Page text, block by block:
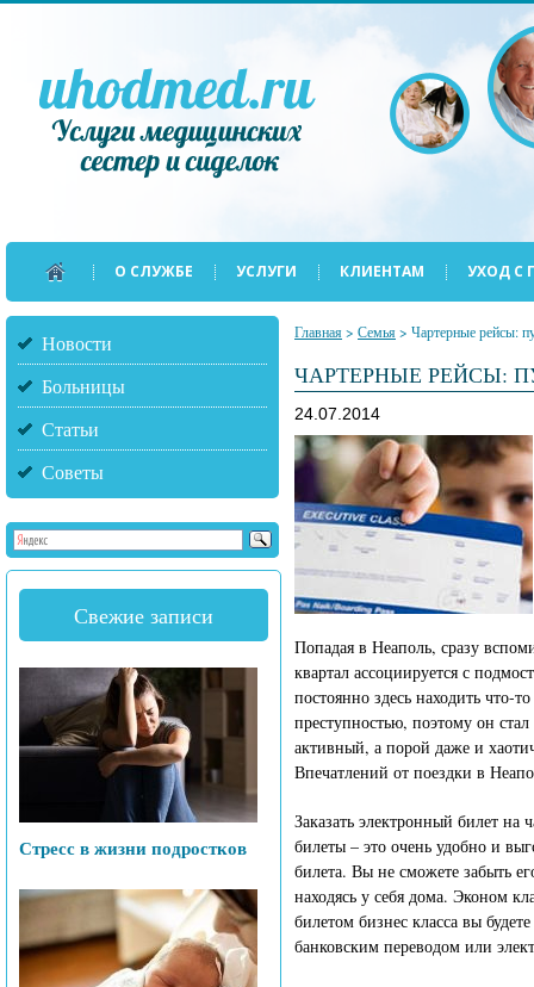
О СЛУЖБЕ УСЛУГИ КЛИЕНТАМ УХОД С
Новости
Больницы
Статьи
Советы
Свежие записи
Стресс в жизни подростков
Главная> Семья> Чартерные рейсы:
ЧАРТЕРНЫЕ РЕЙСЫ:
24.07.2014
Попадая в Неаполь, сразу
квартал ассоциируется с
постоянно здесь находить что-
преступностью, поэтому он
активный, а порой даже и
Впечатлений от поездки в
Заказать электронный билет
билеты – это очень удобно и
билета. Вы не сможете забыть
находясь у себя дома. Эконом
билетом бизнес класса вы
банковским переводом или